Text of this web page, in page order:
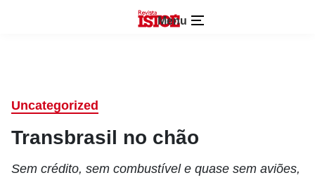
Menu
Uncategorized
Transbrasil no chão
Sem crédito, sem combustível e quase sem aviões,